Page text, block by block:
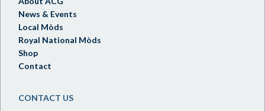
News & Events
Local Mòds
Royal National Mòds
Shop
Contact
CONTACT US